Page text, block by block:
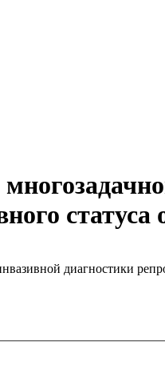
диагностики